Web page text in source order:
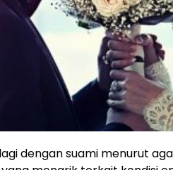
dengan suami menurut